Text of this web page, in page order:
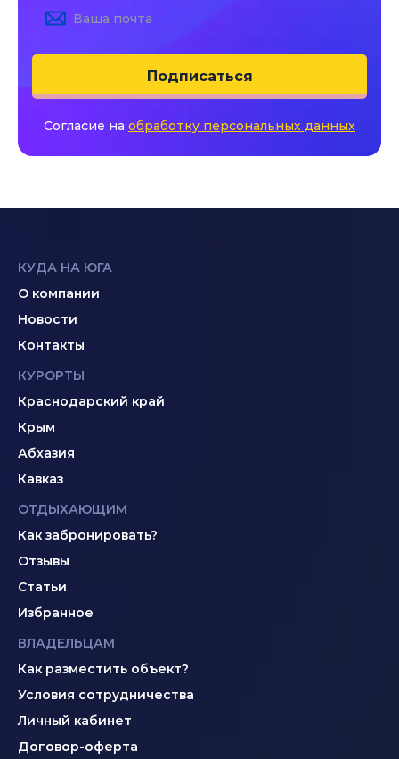
Подписаться
Согласие на обработку персональных данных
КУДА НА ЮГА
О компании
Новости
Контакты
КУРОРТЫ
Краснодарский край
Крым
Абхазия
Кавказ
ОТДЫХАЮЩИМ
Как забронировать?
Отзывы
Статьи
Избранное
ВЛАДЕЛЬЦАМ
Как разместить объект?
Условия сотрудничества
Личный кабинет
Договор-оферта